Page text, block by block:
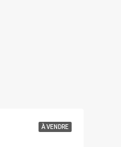
À VENDRE